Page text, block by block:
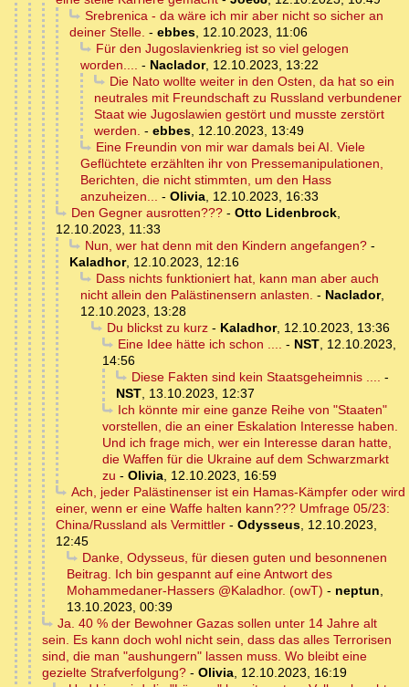
Srebrenica - da wäre ich mir aber nicht so sicher an
deiner Stelle. - ebbes, 12.10.2023, 11:06
Für den Jugoslavienkrieg ist so viel gelogen
worden.... - Naclador, 12.10.2023, 13:22
Die Nato wollte weiter in den Osten, da hat so ein
neutrales mit Freundschaft zu Russland verbundener
Staat wie Jugoslawien gestört und musste zerstört
werden. - ebbes, 12.10.2023, 13:49
Eine Freundin von mir war damals bei AI. Viele
Geflüchtete erzählten ihr von Pressemanipulationen,
Berichten, die nicht stimmten, um den Hass
anzuheizen... - Olivia, 12.10.2023, 16:33
Den Gegner ausrotten???- Otto Lidenbrock,
12.10.2023, 11:33
Nun, wer hat denn mit den Kindern angefangen?-
Kaladhor, 12.10.2023, 12:16
Dass nichts funktioniert hat, kann man aber auch
nicht allein den Palästinensern anlasten. - Naclador,
12.10.2023, 13:28
Du blickst zu kurz- Kaladhor, 12.10.2023, 13:36
Eine Idee hätte ich schon .... - NST, 12.10.2023,
14:56
Diese Fakten sind kein Staatsgeheimnis .... -
NST, 13.10.2023, 12:37
Ich könnte mir eine ganze Reihe von "Staaten"
vorstellen, die an einer Eskalation Interesse haben.
Und ich frage mich, wer ein Interesse daran hatte,
die Waffen für die Ukraine auf dem Schwarzmarkt
zu - Olivia, 12.10.2023, 16:59
Ach, jeder Palästinenser ist ein Hamas-Kämpfer oder wird
einer, wenn er eine Waffe halten kann??? Umfrage 05/23:
China/Russland als Vermittler - Odysseus, 12.10.2023,
12:45
Danke, Odysseus, für diesen guten und besonnenen
Beitrag. Ich bin gespannt auf eine Antwort des
Mohammedaner-Hassers @Kaladhor. (owT) - neptun,
13.10.2023, 00:39
Ja. 40 % der Bewohner Gazas sollen unter 14 Jahre alt
sein. Es kann doch wohl nicht sein, dass das alles Terrorisen
sind, die man "aushungern" lassen muss. Wo bleibt eine
gezielte Strafverfolgung? - Olivia, 12.10.2023, 16:19